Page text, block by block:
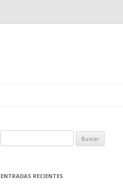
u
c
ENTRADAS RECIENTES